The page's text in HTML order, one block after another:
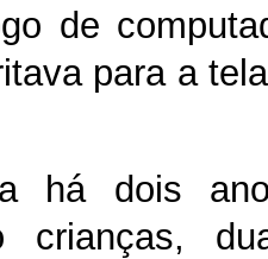
de
para a
há dois
crianças,